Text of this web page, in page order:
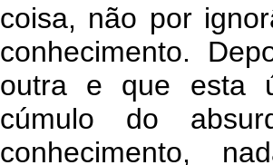
coisa, não por
conhecimento.
outra e que esta
cúmulo do
conhecimento,